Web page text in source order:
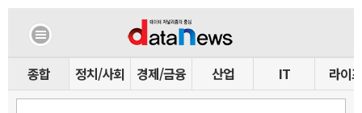
종합 정치/사회 경제/금융 산업 IT 라이프